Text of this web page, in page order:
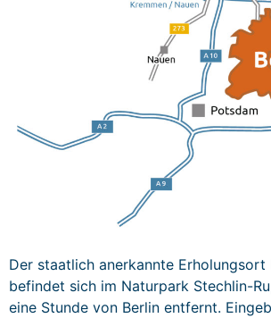
Der staatlich anerkan­nte Erhol­ung­sort
befind­et sich im Natur­park Stech­lin-
eine Stunde von Berlin ent­fer­nt.